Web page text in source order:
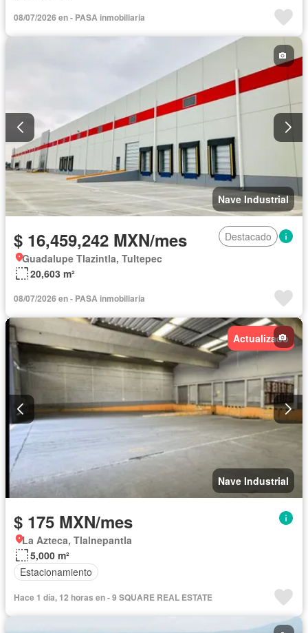
08/07/2026 en - PASA inmobiliaria
Nave Industrial
$ 16,459,242 MXN/mes
Destacado
Guadalupe Tlazintla, Tultepec
20,603 m²
08/07/2026 en - PASA inmobiliaria
Actualizado
Nave Industrial
$ 175 MXN/mes
La Azteca, Tlalnepantla
5,000 m²
Estacionamiento
Hace 1 día, 12 horas en - 9 SQUARE REAL ESTATE